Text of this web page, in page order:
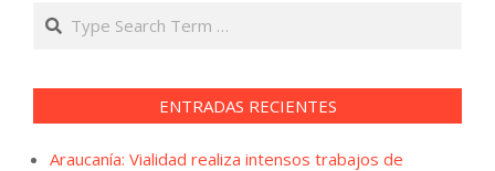
Search
ENTRADAS RECIENTES
Araucanía: Vialidad realiza intensos trabajos de